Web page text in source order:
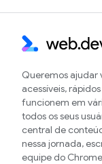
Queremos ajudar
acessíveis,
funcionem em
todos os seus
central de
nessa jornada,
equipe do